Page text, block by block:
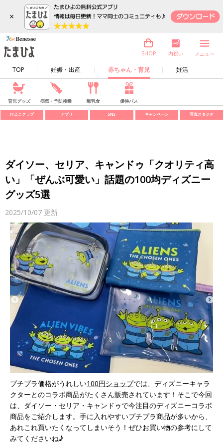
×
TOP 妊娠・出産 赤ちゃん・育児 妊活
SHOP 内祝い メニュー
育児グッズ 病気・予防接種 離乳食 優待パス
ひよこクラブ アプリ SNS キャンペーン 写真スタジオ
ダイソー、セリア、キャンドゥ「クオリティ高
い」「ぜんぶ可愛い」話題の100均ディズニー
グッズ5選
2025/10/07 更新
プチプラ価格がうれしい100円ショップでは、ディズニーキャラ
クターとのコラボ商品がたくさん販売されています！そこで今回
は、ダイソー・セリア・キャンドゥで今注目のディズニーコラボ
商品をご紹介します。手に入れやすいプチプラ商品が多いから、
あれこれ買いたくなってしまいそう！ぜひお買い物の参考にして
みてくださいね♪